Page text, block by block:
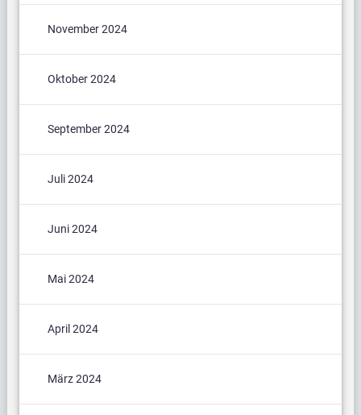
November 2024
Oktober 2024
September 2024
Juli 2024
Juni 2024
Mai 2024
April 2024
März 2024